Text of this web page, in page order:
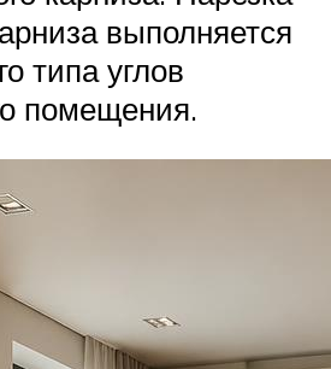
выполняется
типа углов
помещения.